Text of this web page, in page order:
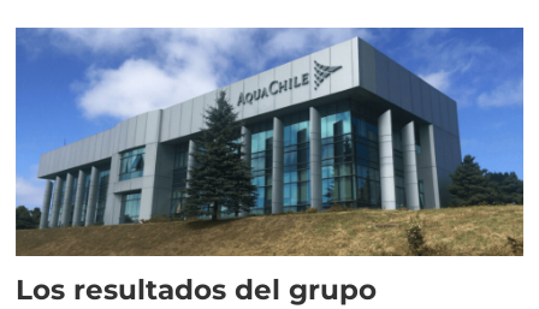
Los resultados del grupo